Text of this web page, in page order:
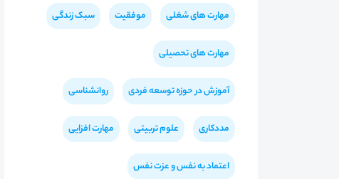
مهارت های شغلی موفقیت سبک زندگی
مهارت های تحصیلی
آموزش در حوزه توسعه فردی روانشناسی
مددکاری علوم تربیتی مهارت افزایی
اعتماد به نفس و عزت نفس